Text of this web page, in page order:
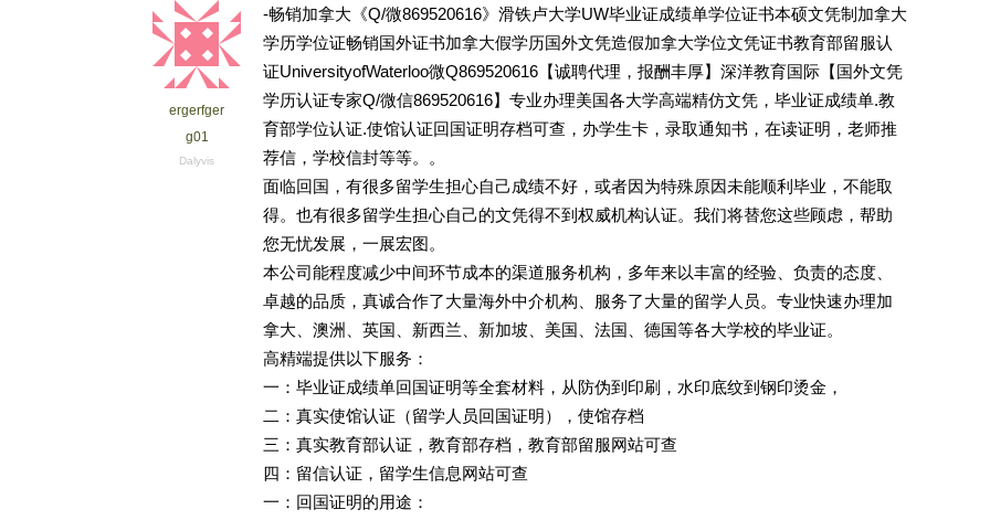
ergerfger
g01
Dalyvis
-畅销加拿大《Q/微869520616》滑铁卢大学UW毕业证成绩单学位证书本硕文凭制加拿大
学历学位证畅销国外证书加拿大假学历国外文凭造假加拿大学位文凭证书教育部留服认
证UniversityofWaterloo微Q869520616【诚聘代理，报酬丰厚】深洋教育国际【国外文凭
学历认证专家Q/微信869520616】专业办理美国各大学高端精仿文凭，毕业证成绩单.教
育部学位认证.使馆认证回国证明存档可查，办学生卡，录取通知书，在读证明，老师推
荐信，学校信封等等。。
面临回国，有很多留学生担心自己成绩不好，或者因为特殊原因未能顺利毕业，不能取
得。也有很多留学生担心自己的文凭得不到权威机构认证。我们将替您这些顾虑，帮助
您无忧发展，一展宏图。
本公司能程度减少中间环节成本的渠道服务机构，多年来以丰富的经验、负责的态度、
卓越的品质，真诚合作了大量海外中介机构、服务了大量的留学人员。专业快速办理加
拿大、澳洲、英国、新西兰、新加坡、美国、法国、德国等各大学校的毕业证。
高精端提供以下服务：
一：毕业证成绩单回国证明等全套材料，从防伪到印刷，水印底纹到钢印烫金，
二：真实使馆认证（留学人员回国证明），使馆存档
三：真实教育部认证，教育部存档，教育部留服网站可查
四：留信认证，留学生信息网站可查
一：回国证明的用途：